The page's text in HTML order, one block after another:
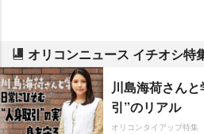
オリコンニュース イチオシ特
川島海荷さん
引”のリアル
オリコンタイアップ特集